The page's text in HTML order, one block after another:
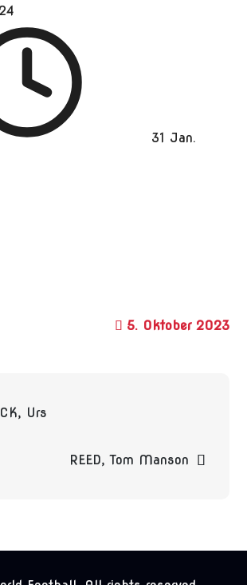
31 Jan.
5. Oktober 2023
Urs
REED, Tom Manson